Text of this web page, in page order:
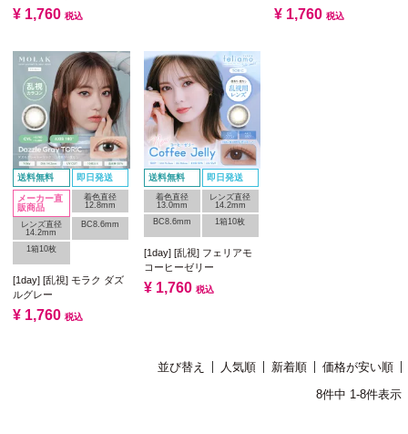
¥ 1,760 税込 ¥ 1,760 税込
送料無料 即日発送
メーカー直
販商品
着色直径
12.8mm
レンズ直径
14.2mm
BC8.6mm
1箱10枚
[1day] [乱視] モラク ダズ
ルグレー
¥ 1,760 税込
送料無料 即日発送
着色直径
13.0mm
レンズ直径
14.2mm
BC8.6mm
1箱10枚
[1day] [乱視] フェリアモ
コーヒーゼリー
¥ 1,760 税込
並び替え 人気順 新着順
価格が安い順
8件中 1-8件表示